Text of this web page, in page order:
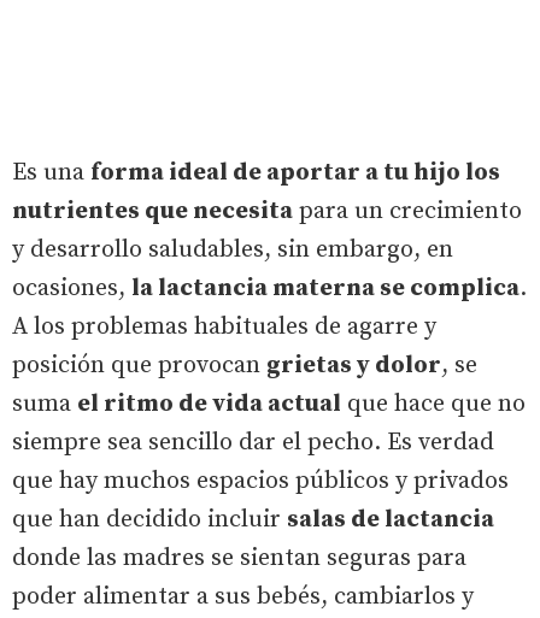
Es una forma ideal de aportar a tu hijo los
nutrientes que necesita para un crecimiento
y desarrollo saludables, sin embargo, en
ocasiones, la lactancia materna se complica.
A los problemas habituales de agarre y
posición que provocan grietas y dolor, se
suma el ritmo de vida actual que hace que no
siempre sea sencillo dar el pecho. Es verdad
que hay muchos espacios públicos y privados
que han decidido incluir salas de lactancia
donde las madres se sientan seguras para
poder alimentar a sus bebés, cambiarlos y